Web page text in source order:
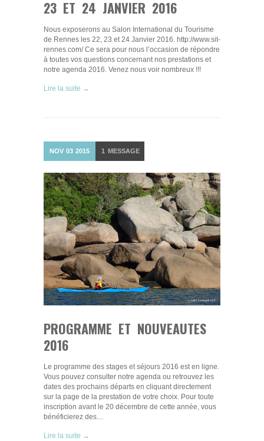
23 ET 24 JANVIER 2016
Nous exposerons au Salon International du Tourisme
de Rennes les 22, 23 et 24 Janvier 2016. http://www.sit-
rennes.com/ Ce sera pour nous l’occasion de répondre
à toutes vos questions concernant nos prestations et
notre agenda 2016. Venez nous voir nombreux !!!
Lire la suite →
NOV 03 2015 1 MESSAGE
PROGRAMME ET NOUVEAUTES
2016
Le programme des stages et séjours 2016 est en ligne.
Vous pouvez consulter notre agenda ou retrouvez les
dates des prochains départs en cliquant directement
sur la page de la prestation de votre choix. Pour toute
inscription avant le 20 décembre de cette année, vous
bénéficierez des…
Lire la suite →